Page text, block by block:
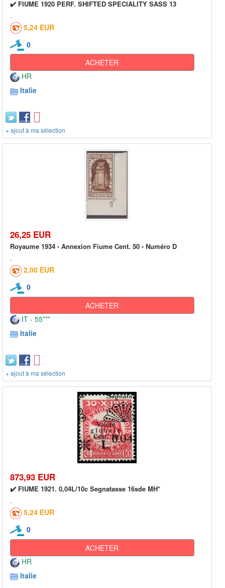
✔️ FIUME 1920 PERF. SHIFTED SPECIALITY SASS 13
5,24 EUR
0
ACHETER
HR
Italie
+ ajout à ma sélection
26,25 EUR
Royaume 1934 - Annexion Fiume Cent. 50 - Numéro D
2,00 EUR
0
ACHETER
IT - 55***
Italie
+ ajout à ma sélection
873,93 EUR
✔️ FIUME 1921. 0,04L/10c Segnatasse 16sde MH*
5,24 EUR
0
ACHETER
HR
Italie